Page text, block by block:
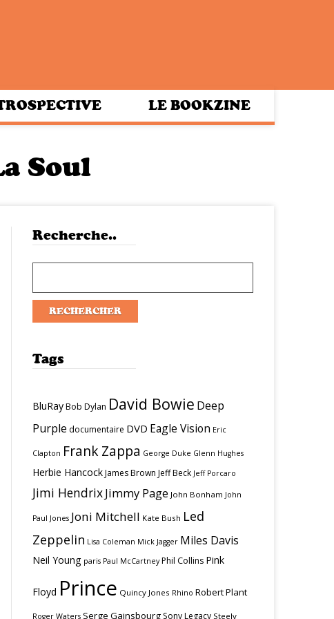
LE BOOKZINE
Soul
Recherche..
Tags
BluRay Bob Dylan David Bowie Deep
Purple documentaire DVD Eagle Vision Eric
Clapton Frank Zappa George Duke Glenn Hughes
Herbie Hancock James Brown Jeff Beck Jeff Porcaro
Jimi HendrixJimmy Page John Bonham John
Paul Jones Joni Mitchell Kate Bush Led
Zeppelin Lisa Coleman Mick Jagger Miles Davis
Neil Young paris Paul McCartney Phil Collins Pink
Floyd Prince Quincy Jones Rhino Robert Plant
Roger Waters Serge Gainsbourg Sony Legacy Steely